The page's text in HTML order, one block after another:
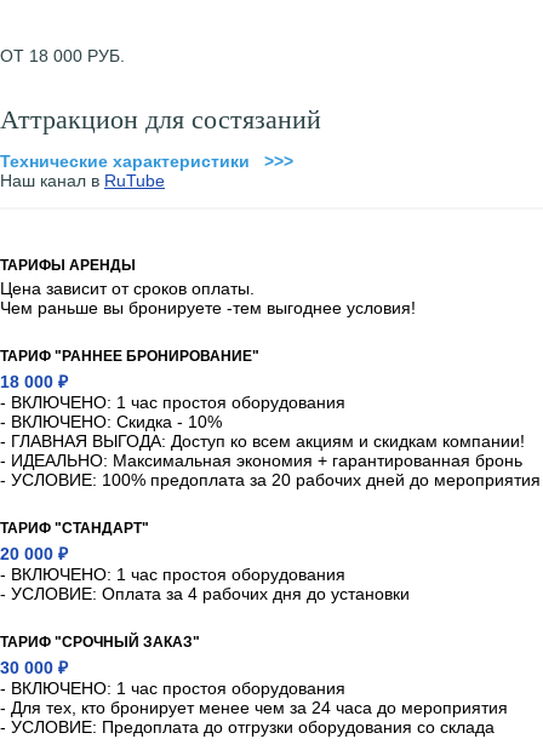
ОТ 18 000 РУБ.
Аттракцион для состязаний
Технические характеристики >>>
Наш канал в RuTube
ТАРИФЫ АРЕНДЫ
Цена зависит от сроков оплаты.
Чем раньше вы бронируете -тем выгоднее условия!
ТАРИФ "РАННЕЕ БРОНИРОВАНИЕ"
18 000 ₽
- ВКЛЮЧЕНО: 1 час простоя оборудования
- ВКЛЮЧЕНО: Скидка - 10%
- ГЛАВНАЯ ВЫГОДА: Доступ ко всем акциям и скидкам компании!
- ИДЕАЛЬНО: Максимальная экономия + гарантированная бронь
- УСЛОВИЕ: 100% предоплата за 20 рабочих дней до мероприятия
ТАРИФ "СТАНДАРТ"
20 000 ₽
- ВКЛЮЧЕНО: 1 час простоя оборудования
- УСЛОВИЕ: Оплата за 4 рабочих дня до установки
ТАРИФ "СРОЧНЫЙ ЗАКАЗ"
30 000 ₽
- ВКЛЮЧЕНО: 1 час простоя оборудования
- Для тех, кто бронирует менее чем за 24 часа до мероприятия
- УСЛОВИЕ: Предоплата до отгрузки оборудования со склада